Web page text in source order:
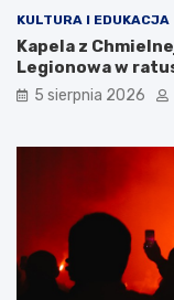
KULTURA I EDUKACJA
Kapela z
Legionowa w
5 sierpnia 2026